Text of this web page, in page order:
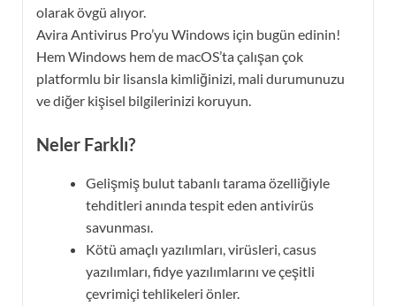
olarak övgü alıyor.
Avira Antivirus Pro’yu Windows için bugün edinin!
Hem Windows hem de macOS’ta çalışan çok
platformlu bir lisansla kimliğinizi, mali durumunuzu
ve diğer kişisel bilgilerinizi koruyun.
Neler Farklı?
Gelişmiş bulut tabanlı tarama özelliğiyle
tehditleri anında tespit eden antivirüs
savunması.
Kötü amaçlı yazılımları, virüsleri, casus
yazılımları, fidye yazılımlarını ve çeşitli
çevrimiçi tehlikeleri önler.